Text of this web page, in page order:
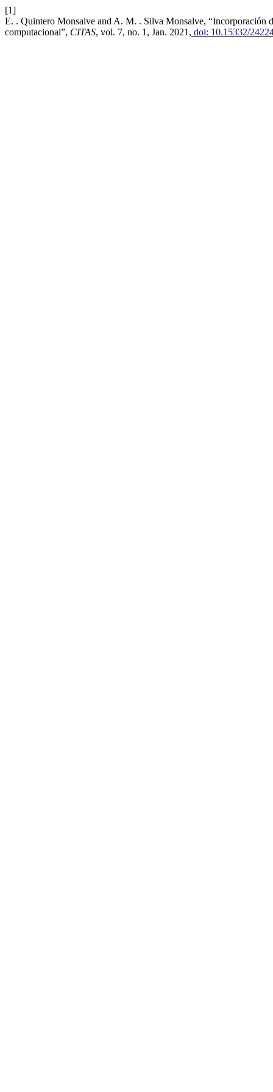
[1]
E. . Quintero Monsalve and A. M. . Silva Monsalve, “Incorporación
computacional”, CITAS, vol. 7, no. 1, Jan. 2021, doi: 10.15332/